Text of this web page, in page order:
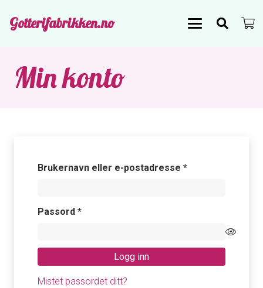
Gotterifabrikken.no
Min konto
Brukernavn eller e-postadresse *Påkrevd
Passord *Påkrevd
Logg inn
Mistet passordet ditt?